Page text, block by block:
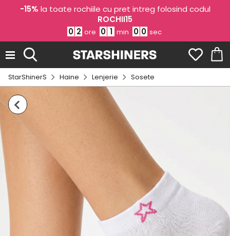
-15% la toate rochiile cu pret intreg folosind codul
ROCHII15
0 2 ore 0 1 min 0 0 sec
StarShinerS Haine Lenjerie Sosete